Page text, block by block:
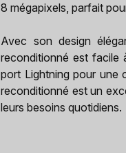
8 mégapixels, parfait
Avec son design
reconditionné est facile
port Lightning pour une
reconditionné est un
leurs besoins quotidiens.